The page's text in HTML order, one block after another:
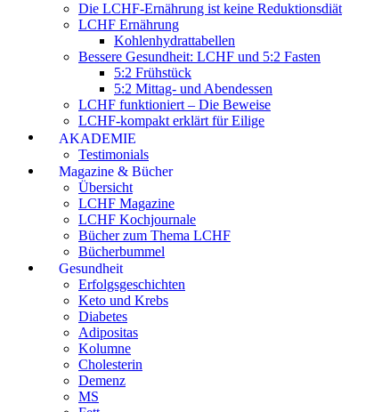
Die LCHF-Ernährung ist keine Reduktionsdiät
LCHF Ernährung
Kohlenhydrattabellen
Bessere Gesundheit: LCHF und 5:2 Fasten
5:2 Frühstück
5:2 Mittag- und Abendessen
LCHF funktioniert – Die Beweise
LCHF-kompakt erklärt für Eilige
AKADEMIE
Testimonials
Magazine & Bücher
Übersicht
LCHF Magazine
LCHF Kochjournale
Bücher zum Thema LCHF
Bücherbummel
Gesundheit
Erfolgsgeschichten
Keto und Krebs
Diabetes
Adipositas
Kolumne
Cholesterin
Demenz
MS